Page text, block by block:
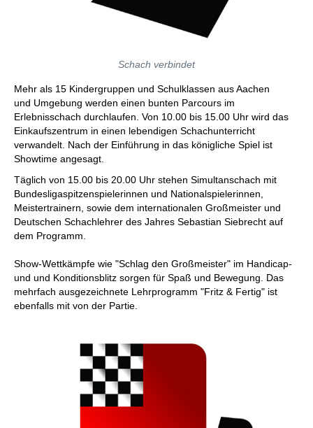
Schach verbindet
Mehr als 15 Kindergruppen und Schulklassen aus Aachen
und Umgebung werden einen bunten Parcours im
Erlebnisschach durchlaufen. Von 10.00 bis 15.00 Uhr wird das
Einkaufszentrum in einen lebendigen Schachunterricht
verwandelt. Nach der Einführung in das königliche Spiel ist
Showtime angesagt.
Täglich von 15.00 bis 20.00 Uhr stehen Simultanschach mit
Bundesligaspitzenspielerinnen und Nationalspielerinnen,
Meistertrainern, sowie dem internationalen Großmeister und
Deutschen Schachlehrer des Jahres Sebastian Siebrecht auf
dem Programm.
Show-Wettkämpfe wie "Schlag den Großmeister" im Handicap-
und und Konditionsblitz sorgen für Spaß und Bewegung. Das
mehrfach ausgezeichnete Lehrprogramm "Fritz & Fertig" ist
ebenfalls mit von der Partie.